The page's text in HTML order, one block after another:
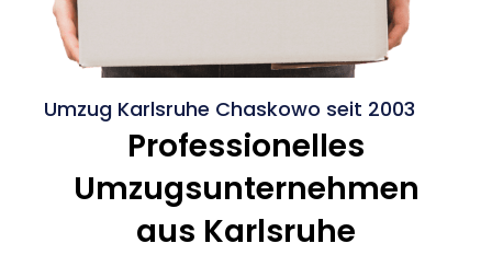
Umzug Karlsruhe Chaskowo seit 2003
Professionelles
Umzugsunternehmen
aus Karlsruhe